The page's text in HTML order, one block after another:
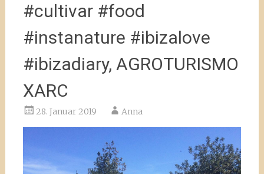
#cultivar #food
#instanature #ibizalove
#ibizadiary, AGROTURISMO
XARC
28. Januar 2019 Anna